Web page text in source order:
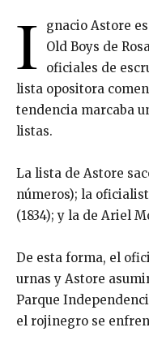
I
gnacio Astore
Old Boys de
oficiales de
lista opositora
tendencia marcaba
listas.
La lista de Astore
números); la
(1834); y la de Ariel
De esta forma, el
urnas y Astore
Parque
el rojinegro se